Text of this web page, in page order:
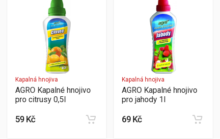
Kapalná hnojiva
AGRO Kapalné hnojivo
pro citrusy 0,5l
59 Kč
Kapalná hnojiva
AGRO Kapalné hnojivo
pro jahody 1l
69 Kč